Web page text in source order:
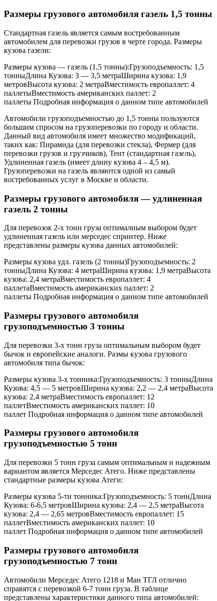
Размеры грузового автомобиля газель 1,5 тонны
Стандартная газель является самым востребованным
автомобилем для перевозки грузов в черте города. Размеры
кузова газели:
Размеры кузова — газель (1,5 тонны):Грузоподъемность: 1,5
тонныДлина Кузова: 3 — 3,5 метраШирина кузова: 1,9
метровВысота кузова: 2 метраВместимость европаллет: 4
паллетыВместимость американских паллет: 2
паллеты Подробная информация о данном типе автомобилей
Автомобили грузоподъемностью до 1,5 тонны пользуются
большим спросом на грузоперевозки по городу и области.
Данный вид автомобиля имеет множество модификаций,
таких как: Пирамида (для перевозки стекла), Фермер (для
перевозки грузов и грузчиков), Тент (стандартная газель),
Удлиненная газель (имеет длину кузова 4 – 4,5 м).
Грузоперевозки на газель являются одной из самый
востребованных услуг в Москве и области.
Размеры грузового автомобиля — удлиненная
газель 2 тонны
Для перевозок 2-х тонн груза оптималным выбором будет
удлиненная газель или мерседес спринтер. Ниже
представлены размеры кузова данных автомобилей:
Размеры кузова удл. газель (2 тонны)Грузоподъемность: 2
тонныДлина Кузова: 4 метраШирина кузова: 1,9 метраВысота
кузова: 2,4 метраВместимость европаллет: 4
паллетаВместимость американских паллет: 2
паллеты Подробная информация о данном типе автомобилей
Размеры грузового автомобиля
грузоподъемностью 3 тонны
Для перевозки 3-х тонн груза оптимальным выбором будет
бычок и европейские аналоги. Размы кузова грузового
автомобиля типа бычок:
Размеры кузова 3-х тонника:Грузоподъемность: 3 тонныДлина
Кузова: 4,5 — 5 метровШирина кузова: 2,2 — 2,4 метраВысота
кузова: 2,4 метраВместимость европаллет: 12
паллетВместимость американских паллет: 10
паллет Подробная информация о данном типе автомобилей
Размеры грузового автомобиля
грузоподъемностью 5 тонн
Для перевозки 5 тонн груза самым оптимальным и надежным
вариантом является Мерседес Атего. Ниже представлены
стандартные размеры кузова Атеги:
Размеры кузова 5-ти тонника:Грузоподъемность: 5 тоннДлина
Кузова: 6-6,5 метровШирина кузова: 2,4 — 2,5 метраВысота
кузова: 2,4 — 2,65 метровВместимость европаллет: 15
паллетВместимость американских паллет: 10
паллет Подробная информация о данном типе автомобилей
Размеры грузового автомобиля
грузоподъемностью 7 тонн
Автомобили Мерседес Атего 1218 и Ман ТГЛ отлично
справятся с перевозкой 6-7 тонн груза. В таблице
представлены характеристики данного типа автомобилей: